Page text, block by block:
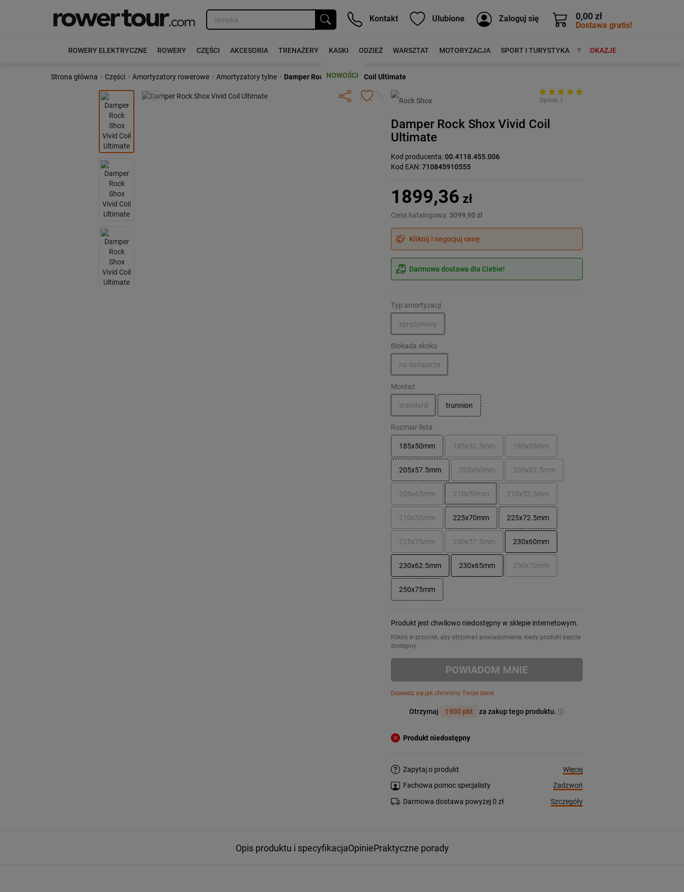
0,00 zł
Dostawa gratis!
Kontakt Ulubione Zaloguj się
ROWERY ELEKTRYCZNE ROWERY CZĘŚCI AKCESORIA TRENAŻERY KASKI ODZIEŻ WARSZTAT MOTORYZACJA SPORT I TURYSTYKA MARKIOKAZJE
NOWOŚCI
Strona główna › Części › Amortyzatory rowerowe › Amortyzatory tylne › Damper Rock Shox Vivid Coil Ultimate
Poprzedni Następny Opinie: 1
Damper Rock Shox Vivid Coil
Ultimate
Kod producenta:00.4118.455.006
Kod EAN:710845910555
1899,36 zł
Cena katalogowa: 3099,90 zł
Kliknij i negocjuj cenę
Darmowa dostawa dla Ciebie!
Typ amortyzacji
sprężynowy
Blokada skoku
na damperze
Montaż
standard trunnion
Rozmiar-lista
185x50mm 185x52.5mm 185x55mm
205x57.5mm 205x60mm 205x62.5mm
205x65mm 210x50mm 210x52.5mm
210x55mm 225x70mm 225x72.5mm
225x75mm 230x57.5mm 230x60mm
230x62.5mm 230x65mm 250x70mm
250x75mm
Produkt jest chwilowo niedostępny w sklepie internetowym.
Kliknij w przycisk, aby otrzymać powiadomienie, kiedy produkt będzie
dostępny.
POWIADOM MNIE
Dowiedz się jak chronimy Twoje dane.
Otrzymaj 1900 pkt za zakup tego produktu.
Produkt niedostępny
Zapytaj o produkt
Więcej
Fachowa pomoc specjalisty
Zadzwoń
Darmowa dostawa powyżej 0 zł
Szczegóły
Opis produktu i specyfikacjaOpiniePraktyczne porady